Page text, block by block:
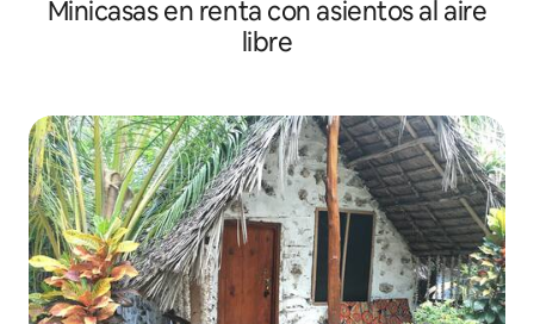
Minicasas en renta con asientos al aire
libre